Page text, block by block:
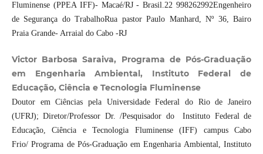
Fluminense (PPEA IFF)- Macaé/RJ - Brasil.22 998262992Engenheiro
de Segurança do TrabalhoRua pastor Paulo Manhard, Nº 36, Bairo
Praia Grande- Arraial do Cabo -RJ
Victor Barbosa Saraiva, Programa de Pós-Graduação
em Engenharia Ambiental, Instituto Federal de
Educação, Ciência e Tecnologia Fluminense
Doutor em Ciências pela Universidade Federal do Rio de Janeiro
(UFRJ); Diretor/Professor Dr. /Pesquisador do Instituto Federal de
Educação, Ciência e Tecnologia Fluminense (IFF) campus Cabo
Frio/ Programa de Pós-Graduação em Engenharia Ambiental, Instituto